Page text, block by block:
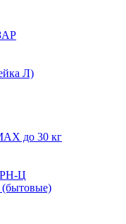
Л)
до 30 кг
Ц